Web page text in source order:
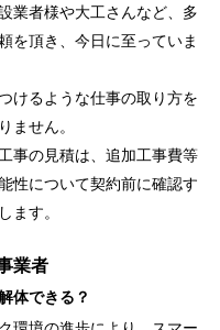
業者様や大工さんなど、多
を頂き、今日に至っていま
けるような仕事の取り方を
ません。
事の見積は、追加工事費等
性について契約前に確認す
ます。
業者
体できる？